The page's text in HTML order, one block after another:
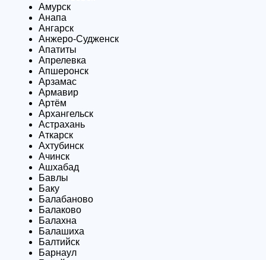
Амурск
Анапа
Ангарск
Анжеро-Судженск
Апатиты
Апрелевка
Апшеронск
Арзамас
Армавир
Артём
Архангельск
Астрахань
Аткарск
Ахтубинск
Ачинск
Ашхабад
Бавлы
Баку
Балабаново
Балаково
Балахна
Балашиха
Балтийск
Барнаул